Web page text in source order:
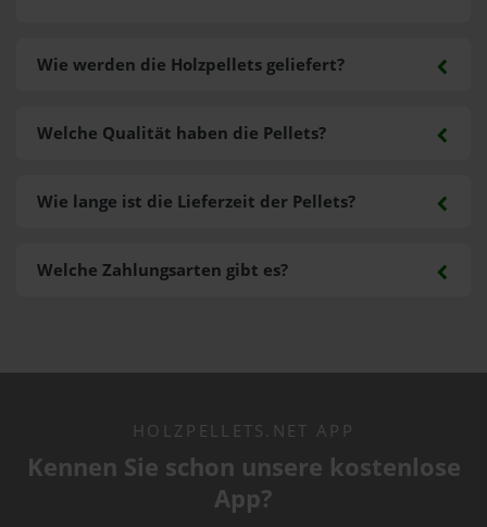
Wie werden die Holzpellets geliefert?
Welche Zahlungsarten gibt es?
Welche Qualität haben die Pellets?
Wie lange ist die Lieferzeit der Pellets?
HOLZPELLETS.NET APP
Kennen Sie schon unsere kostenlose
App?